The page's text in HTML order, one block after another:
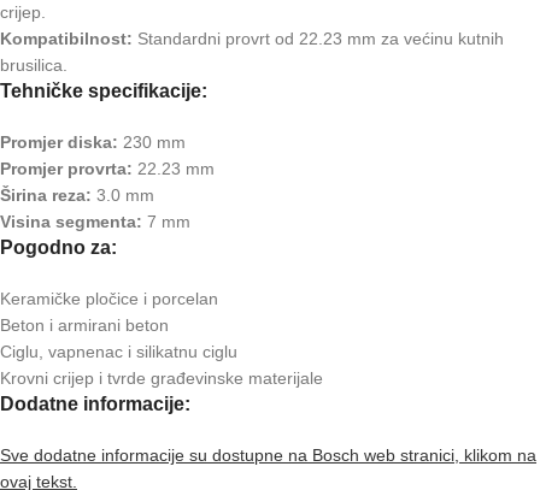
crijep.
Kompatibilnost: Standardni provrt od 22.23 mm za većinu kutnih
brusilica.
Tehničke specifikacije:
Promjer diska: 230 mm
Promjer provrta: 22.23 mm
Širina reza: 3.0 mm
Visina segmenta: 7 mm
Pogodno za:
Keramičke pločice i porcelan
Beton i armirani beton
Ciglu, vapnenac i silikatnu ciglu
Krovni crijep i tvrde građevinske materijale
Dodatne informacije:
Sve dodatne informacije su dostupne na Bosch web stranici, klikom na
ovaj tekst.